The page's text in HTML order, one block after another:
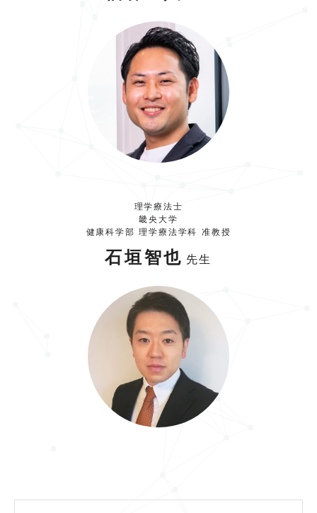
理学療法士
畿央大学
健康科学部 理学療法学科 准教授
石垣智也 先生